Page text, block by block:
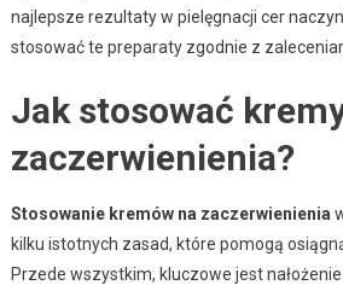
najlepsze rezultaty w pielęgnacji cer
stosować te preparaty zgodnie z
Jak stosować
zaczerwienienia?
Stosowanie kremów na zaczerwienienia
kilku istotnych zasad, które pomogą
Przede wszystkim, kluczowe jest